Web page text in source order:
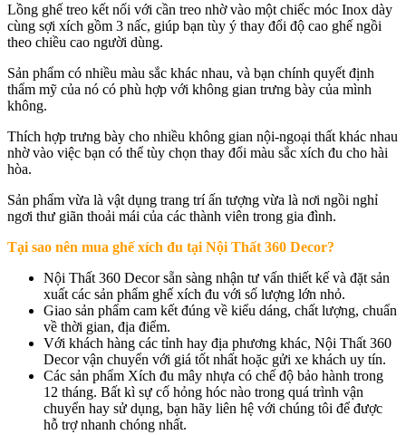
Lồng ghế treo kết nối với cần treo nhờ vào một chiếc móc Inox dày
cùng sợi xích gồm 3 nấc, giúp bạn tùy ý thay đổi độ cao ghế ngồi
theo chiều cao người dùng.
Sản phẩm có nhiều màu sắc khác nhau, và bạn chính quyết định
thẩm mỹ của nó có phù hợp với không gian trưng bày của mình
không.
Thích hợp trưng bày cho nhiều không gian nội-ngoại thất khác nhau
nhờ vào việc bạn có thể tùy chọn thay đổi màu sắc xích đu cho hài
hòa.
Sản phẩm vừa là vật dụng trang trí ấn tượng vừa là nơi ngồi nghỉ
ngơi thư giãn thoải mái của các thành viên trong gia đình.
Tại sao nên mua ghế xích đu tại Nội Thất 360 Decor?
Nội Thất 360 Decor sẵn sàng nhận tư vấn thiết kế và đặt sản
xuất các sản phẩm ghế xích đu với số lượng lớn nhỏ.
Giao sản phẩm cam kết đúng về kiểu dáng, chất lượng, chuẩn
về thời gian, địa điểm.
Với khách hàng các tỉnh hay địa phương khác, Nội Thất 360
Decor vận chuyển với giá tốt nhất hoặc gửi xe khách uy tín.
Các sản phẩm Xích đu mây nhựa có chế độ bảo hành trong
12 tháng. Bất kì sự cố hỏng hóc nào trong quá trình vận
chuyển hay sử dụng, bạn hãy liên hệ với chúng tôi để được
hỗ trợ nhanh chóng nhất.